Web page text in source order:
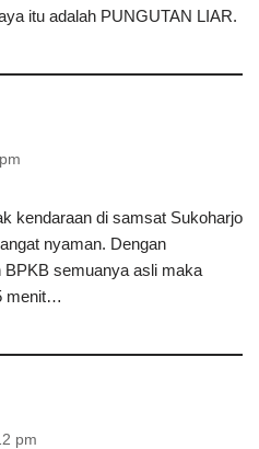
itu adalah PUNGUTAN LIAR.
kendaraan di samsat Sukoharjo
nyaman. Dengan
BPKB semuanya asli maka
menit…
pm